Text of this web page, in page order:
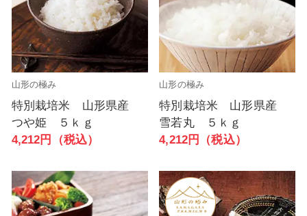
山形の極み
特別栽培米 山形県産
つや姫 ５ｋｇ
4,212円（税込）
山形の極み
特別栽培米 山形県産
雪若丸 ５ｋｇ
4,212円（税込）